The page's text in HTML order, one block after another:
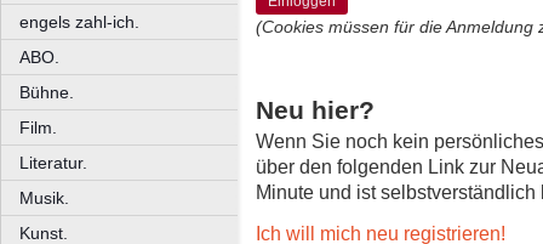
engels zahl-ich.
ABO.
Bühne.
Film.
Literatur.
Musik.
Kunst.
(Cookies müssen für die Anmeldung
Neu hier?
Wenn Sie noch kein
über den folgenden Link zur
Minute und ist selbstverständlich
Ich will mich neu registrieren!